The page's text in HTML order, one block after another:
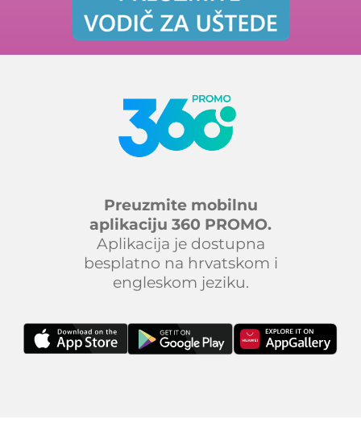
Preuzmite mobilnu
aplikaciju 360 PROMO.
Aplikacija je dostupna
besplatno na hrvatskom i
engleskom jeziku.